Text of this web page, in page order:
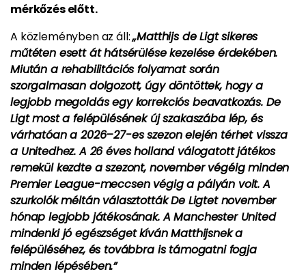
mérkőzés előtt.
A közleményben az áll:„Matthijs de Ligt sikeres
műtéten esett át hátsérülése kezelése érdekében.
Miután a rehabilitációs folyamat során
szorgalmasan dolgozott, úgy döntöttek, hogy a
legjobb megoldás egy korrekciós beavatkozás. De
Ligt most a felépülésének új szakaszába lép, és
várhatóan a 2026–27-es szezon elején térhet vissza
a Unitedhez. A 26 éves holland válogatott játékos
remekül kezdte a szezont, november végéig minden
Premier League-meccsen végig a pályán volt. A
szurkolók méltán választották De Ligtet november
hónap legjobb játékosának. A Manchester United
mindenki jó egészséget kíván Matthijsnek a
felépüléséhez, és továbbra is támogatni fogja
minden lépésében.”